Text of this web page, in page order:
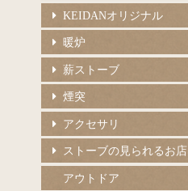
KEIDANオリジナル
暖炉
薪ストーブ
煙突
アクセサリ
ストーブの見られるお店
アウトドア